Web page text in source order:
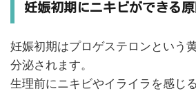
妊娠初期にニキビができる原
妊娠初期はプロゲステロンという
分泌されます。
生理前にニキビやイライラを感じ